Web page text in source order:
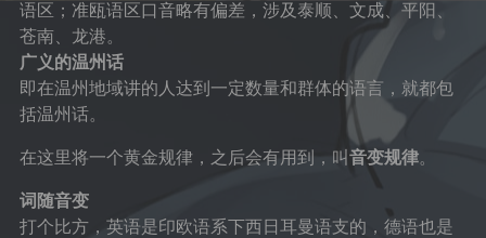
语区；准瓯语区口音略有偏差，涉及泰顺、文成、平阳、
苍南、龙港。
广义的温州话
即在温州地域讲的人达到一定数量和群体的语言，就都包
括温州话。
在这里将一个黄金规律，之后会有用到，叫音变规律。
词随音变
打个比方，英语是印欧语系下西日耳曼语支的，德语也是